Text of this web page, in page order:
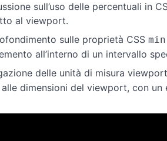
sull’uso delle percentuali in
al viewport.
sulle proprietà CSS
all’interno di un intervallo
delle unità di misura
alle dimensioni del viewport, con